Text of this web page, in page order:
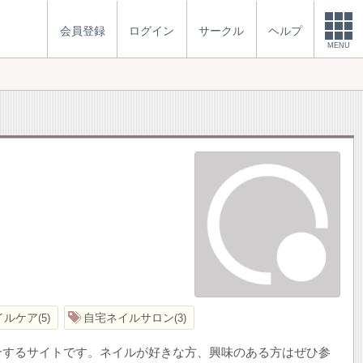
会員登録 ログイン サークル ヘルプ
MENU
ルケア 5 自宅ネイルサロン 3
るサイトです。ネイルが好きな方、興味のある方はぜひ参